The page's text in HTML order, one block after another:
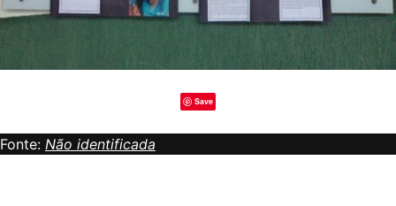
Save
Fonte: Não identificada